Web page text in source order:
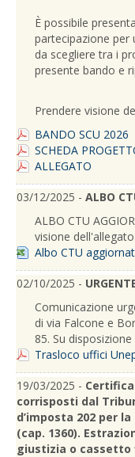
È possibile
partecipazione per
da scegliere tra i
presente bando e
Prendere visione
BANDO SCU 2026
SCHEDA
ALLEGATO
03/12/2025 - ALBO
ALBO CTU
visione
Albo CTU
02/10/2025 -
Comunicazione
di via Falcone e
85. Su
Trasloco uffici
19/03/2025 -
corrisposti dal
d’imposta 202 per
(cap. 1360).
giustizia o cassetto